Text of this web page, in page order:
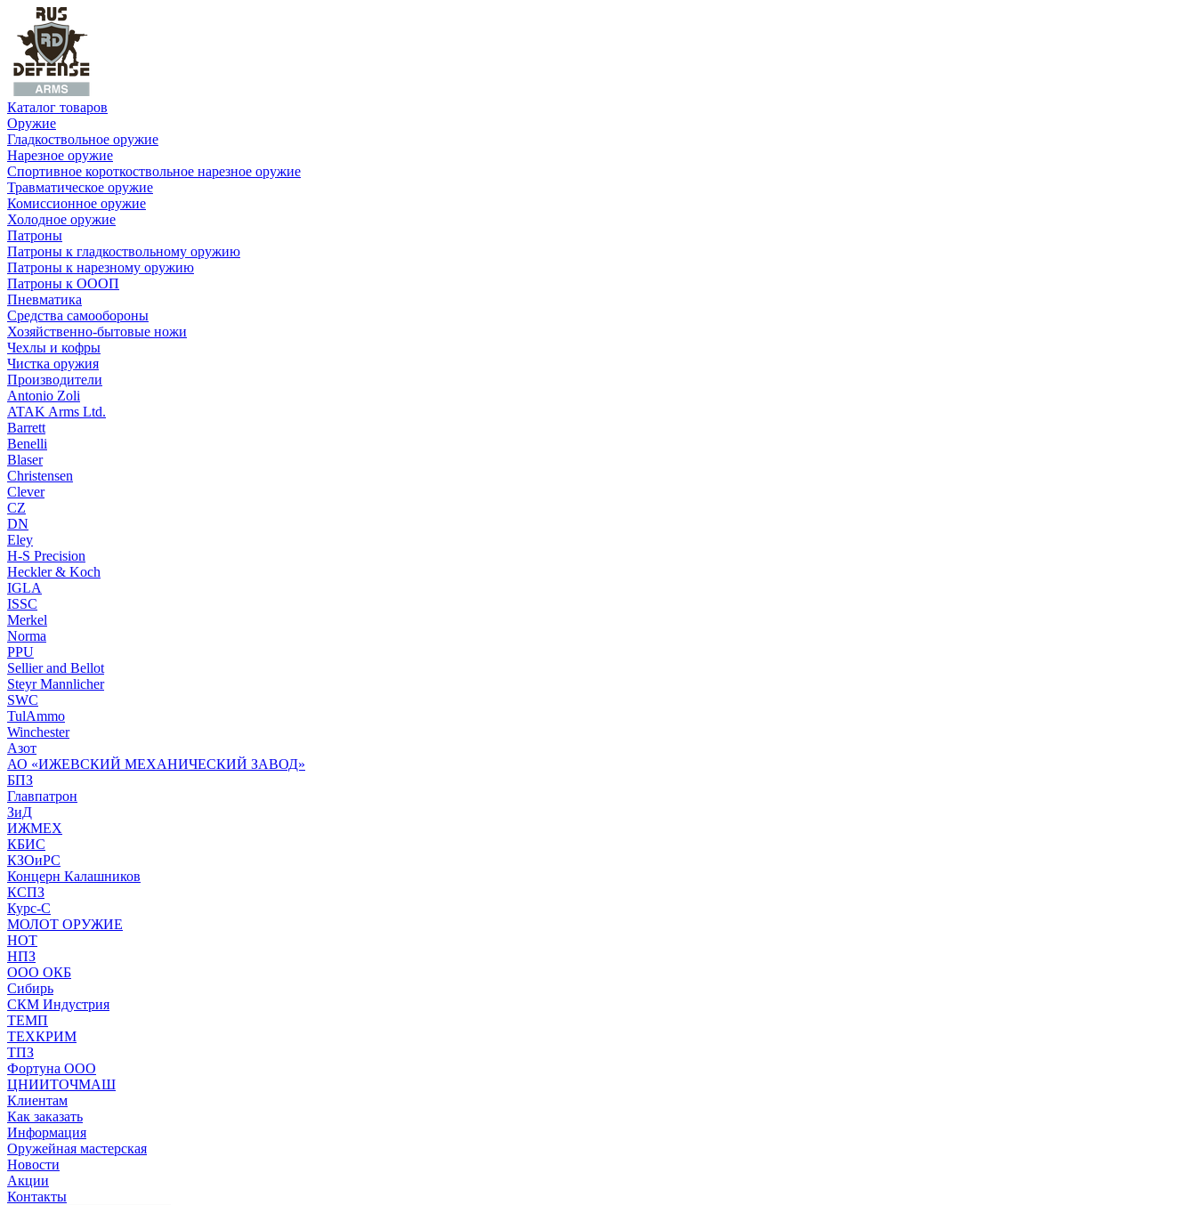
Каталог товаров
Оружие
Гладкоствольное оружие
Нарезное оружие
Спортивное короткоствольное нарезное оружие
Травматическое оружие
Комиссионное оружие
Холодное оружие
Патроны
Патроны к гладкоствольному оружию
Патроны к нарезному оружию
Патроны к ОООП
Пневматика
Средства самообороны
Хозяйственно-бытовые ножи
Чехлы и кофры
Чистка оружия
Производители
Antonio Zoli
ATAK Arms Ltd.
Barrett
Benelli
Blaser
Christensen
Clever
CZ
DN
Eley
H-S Precision
Heckler & Koch
IGLA
ISSC
Merkel
Norma
PPU
Sellier and Bellot
Steyr Mannlicher
SWC
TulAmmo
Winchester
Азот
АО «ИЖЕВСКИЙ МЕХАНИЧЕСКИЙ ЗАВОД»
БПЗ
Главпатрон
ЗиД
ИЖМЕХ
КБИС
КЗОиРС
Концерн Калашников
КСПЗ
Курс-С
МОЛОТ ОРУЖИЕ
НОТ
НПЗ
ООО ОКБ
Сибирь
СКМ Индустрия
ТЕМП
ТЕХКРИМ
ТПЗ
Фортуна ООО
ЦНИИТОЧМАШ
Клиентам
Как заказать
Информация
Оружейная мастерская
Новости
Акции
Контакты